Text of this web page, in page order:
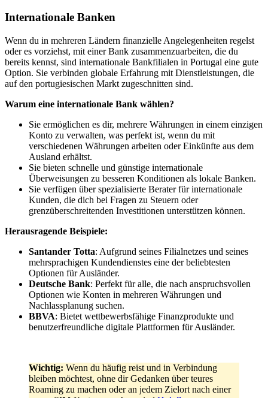
Internationale Banken
Wenn du in mehreren Ländern finanzielle Angelegenheiten regelst
oder es vorziehst, mit einer Bank zusammenzuarbeiten, die du
bereits kennst, sind internationale Bankfilialen in Portugal eine gute
Option. Sie verbinden globale Erfahrung mit Dienstleistungen, die
auf den portugiesischen Markt zugeschnitten sind.
Warum eine internationale Bank wählen?
Sie ermöglichen es dir, mehrere Währungen in einem einzigen
Konto zu verwalten, was perfekt ist, wenn du mit
verschiedenen Währungen arbeiten oder Einkünfte aus dem
Ausland erhältst.
Sie bieten schnelle und günstige internationale
Überweisungen zu besseren Konditionen als lokale Banken.
Sie verfügen über spezialisierte Berater für internationale
Kunden, die dich bei Fragen zu Steuern oder
grenzüberschreitenden Investitionen unterstützen können.
Herausragende Beispiele:
Santander Totta: Aufgrund seines Filialnetzes und seines
mehrsprachigen Kundendienstes eine der beliebtesten
Optionen für Ausländer.
Deutsche Bank: Perfekt für alle, die nach anspruchsvollen
Optionen wie Konten in mehreren Währungen und
Nachlassplanung suchen.
BBVA: Bietet wettbewerbsfähige Finanzprodukte und
benutzerfreundliche digitale Plattformen für Ausländer.
Wichtig: Wenn du häufig reist und in Verbindung
bleiben möchtest, ohne dir Gedanken über teures
Roaming zu machen oder an jedem Zielort nach einer